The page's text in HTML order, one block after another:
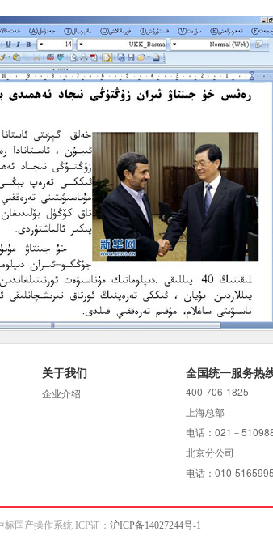
关于我们
企业介绍
全国统一服务热
400-706-1825
上海总部
电话：021－
北京分公司
电话：010-
国产操作系统 ICP证： 沪ICP备14027244号-1